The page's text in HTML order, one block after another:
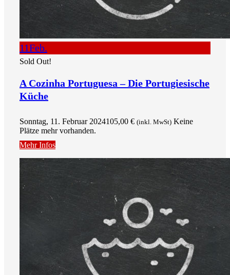
11Feb.
Sold Out!
A Cozinha Portuguesa – Die Portugiesische
Küche
Sonntag, 11. Februar 2024105,00 € (inkl. MwSt) Keine
Plätze mehr vorhanden.
Mehr Infos